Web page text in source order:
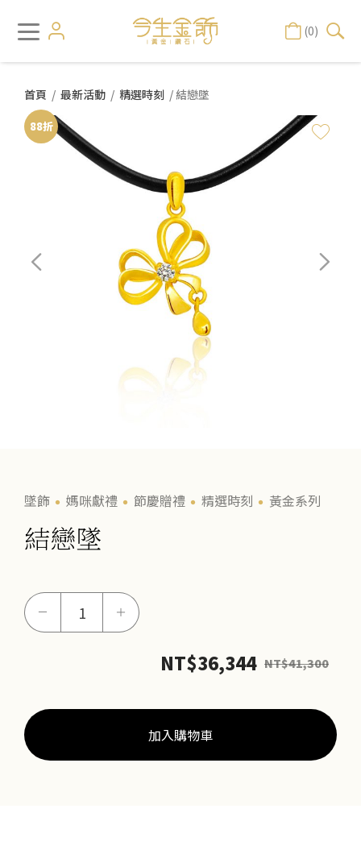
(0)
首頁 / 最新活動 / 精選時刻 / 結戀墜
88折
墜飾 媽咪獻禮 節慶贈禮 精選時刻 黃金系列
結戀墜
－ ＋
NT$36,344 NT$41,300
加入購物車